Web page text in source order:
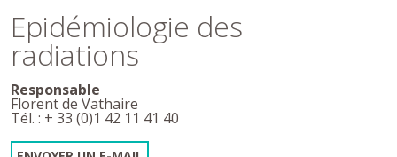
Epidémiologie des
radiations
Responsable
Florent de Vathaire
Tél. : + 33 (0)1 42 11 41 40